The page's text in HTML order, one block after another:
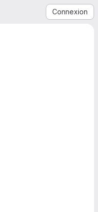
Connexion